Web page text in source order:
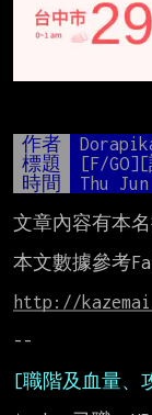
作者
標題
[F/
時間
Thu
文章內容有本
本文數據參考
http://
--
[職階及血量、